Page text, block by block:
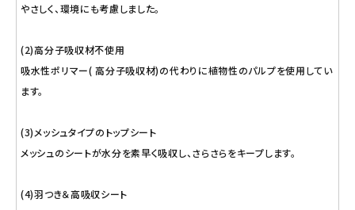
やさしく、環境にも考慮しました。
(2)高分子吸収材不使用
吸水性ポリマー( 高分子吸収材)の代わりに植物性のパルプを使用してい
ます。
(3)メッシュタイプのトップシート
メッシュのシートが水分を素早く吸収し、さらさらをキープします。
(4)羽つき＆高吸収シート